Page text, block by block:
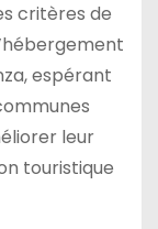
critères de
espérant
leur
touristique